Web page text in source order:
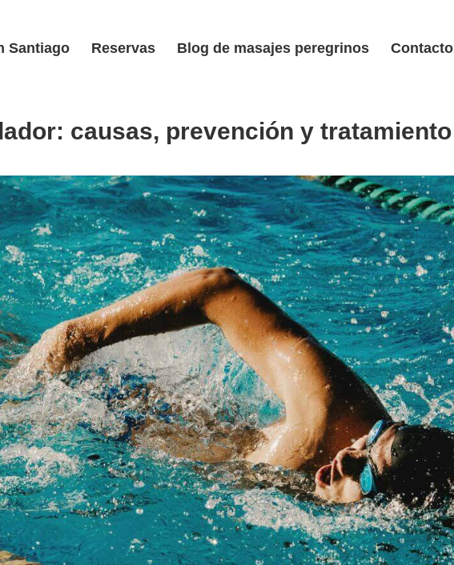
Santiago Reservas Blog de masajes peregrinos Contacto
causas, prevención y tratamiento